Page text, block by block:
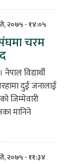
२०७५ - १४:०५
चरम
विद्यार्थी
दुई जनालाई
जिम्मेवारी
मानिने
२०७५ - ११:३४